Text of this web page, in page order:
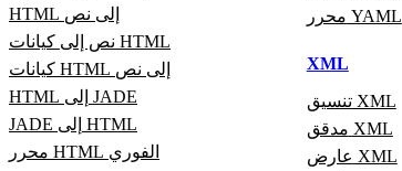
HTML إلى نص
نص إلى كيانات HTML
كيانات HTML إلى نص
HTML إلى JADE
JADE إلى HTML
محرر HTML الفوري
محرر YAML
XML
تنسيق XML
مدقق XML
عارض XML